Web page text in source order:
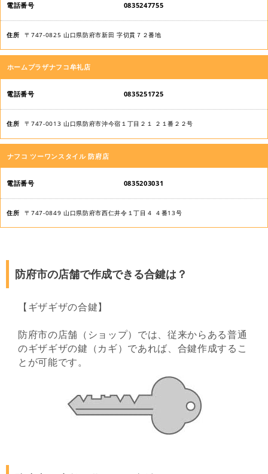
0835247755
〒747-0825 山口県防府市新田 字切貫７２番地
ホームプラザナフコ牟礼店
0835251725
〒747-0013 山口県防府市沖今宿１丁目２１ ２１番２２号
ナフコ ツーワンスタイル 防府店
0835203031
〒747-0849 山口県防府市西仁井令１丁目４ ４番13号
防府市の店舗で作成できる合鍵は？
【ギザギザの合鍵】
防府市の店舗（ショップ）では、従来からある普通
のギザギザの鍵（カギ）であれば、合鍵作成するこ
とが可能です。